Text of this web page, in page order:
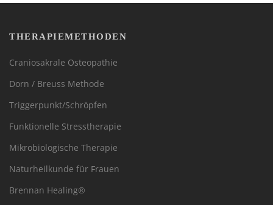
THERAPIEMETHODEN
Craniosakrale Osteopathie
Dorn / Breuss Methode
Triggerpunkt/Schröpfen
Funktionelle Stresstherapie
Mikrobiologische Therapie
Naturheilkunde für Frauen
Brennan Healing®